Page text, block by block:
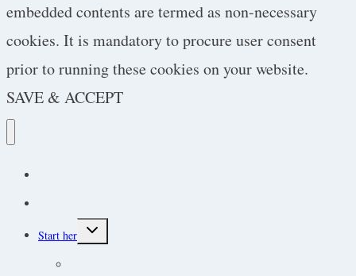
embedded contents are termed as non-necessary
cookies. It is mandatory to procure user consent
prior to running these cookies on your website.
SAVE & ACCEPT
Start her
Toggle
child